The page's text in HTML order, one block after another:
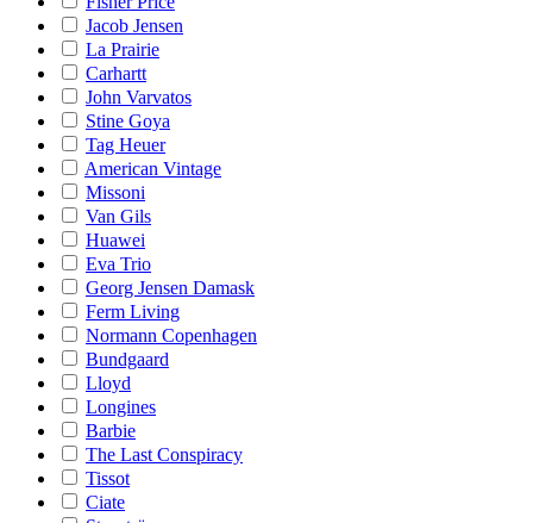
Jacob Jensen
La Prairie
Carhartt
John Varvatos
Stine Goya
Tag Heuer
American Vintage
Missoni
Van Gils
Huawei
Eva Trio
Georg Jensen Damask
Ferm Living
Normann Copenhagen
Bundgaard
Lloyd
Longines
Barbie
The Last Conspiracy
Tissot
Ciate